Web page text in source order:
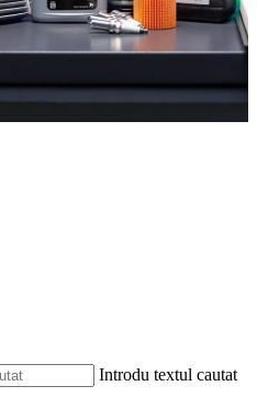
Introdu textul cautat